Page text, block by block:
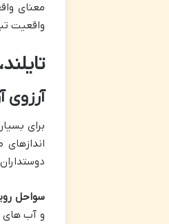
معنای
واقعیت
برای
سواحل
و آب های